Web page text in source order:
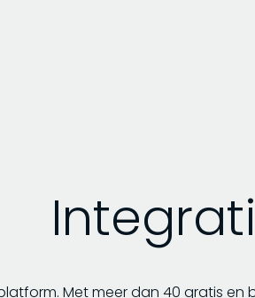
Met meer dan 40 gratis